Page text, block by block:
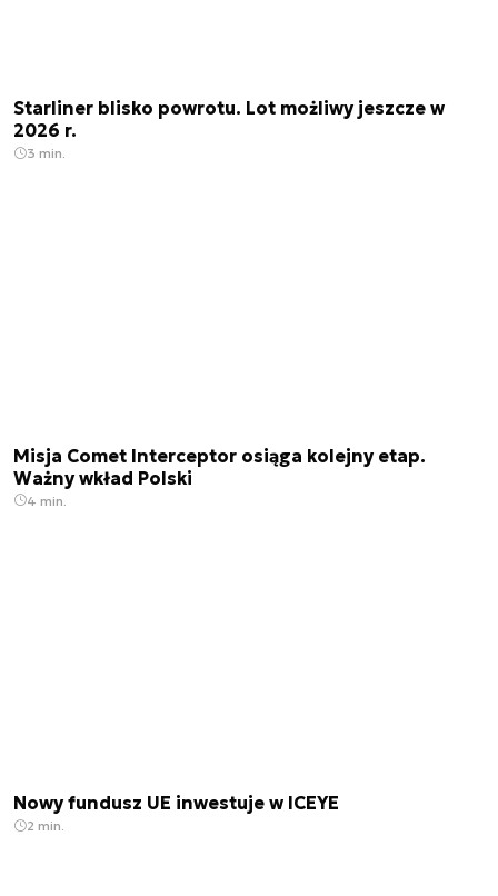
Starliner blisko powrotu. Lot możliwy jeszcze w
2026 r.
3 min.
Misja Comet Interceptor osiąga kolejny etap.
Ważny wkład Polski
4 min.
Nowy fundusz UE inwestuje w ICEYE
2 min.